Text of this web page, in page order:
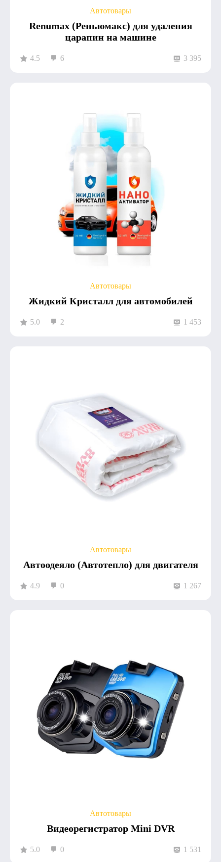
Автотовары
Renumax (Реньюмакс) для удаления
царапин на машине
4.5 6 3 395
Автотовары
Жидкий Кристалл для автомобилей
5.0 2 1 453
Автотовары
Автоодеяло (Автотепло) для двигателя
4.9 0 1 267
Автотовары
Видеорегистратор Mini DVR
5.0 0 1 531